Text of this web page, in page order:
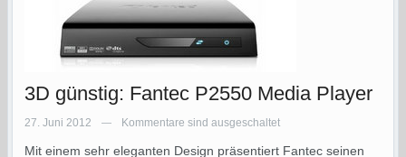
3D günstig: Fantec P2550 Media Player
27. Juni 2012 — Kommentare sind ausgeschaltet
Mit einem sehr eleganten Design präsentiert Fantec seinen